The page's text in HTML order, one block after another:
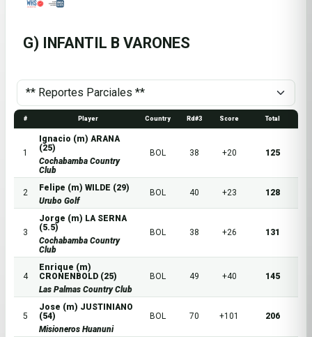
G) INFANTIL B VARONES
# Player Country Rd#3 Score Total
1
Ignacio (m) ARANA
(25)
Cochabamba Country
Club
BOL 38 +20 125
2
Felipe (m) WILDE (29)
Urubo Golf
BOL 40 +23 128
3
Jorge (m) LA SERNA
(5.5)
Cochabamba Country
Club
BOL 38 +26 131
4
Enrique (m)
CRONENBOLD (25)
Las Palmas Country Club
BOL 49 +40 145
5
Jose (m) JUSTINIANO
(54)
Misioneros Huanuni
BOL 70 +101 206